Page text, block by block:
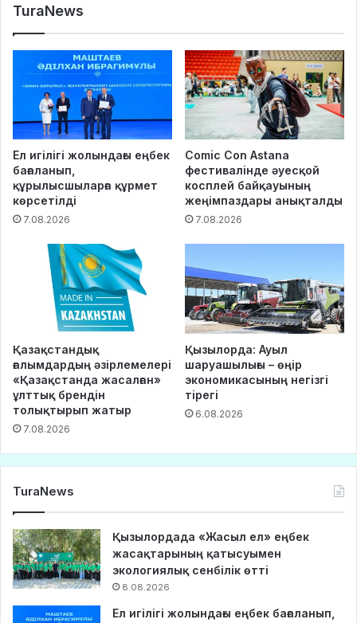
TuraNews
Ел игілігі жолындағы еңбек
бағаланып,
құрылысшыларға құрмет
көрсетілді
7.08.2026
Comic Con Astana
фестивалінде әуесқой
косплей байқауының
жеңімпаздары анықталды
7.08.2026
Қазақстандық
ғалымдардың әзірлемелері
«Қазақстанда жасалған»
ұлттық брендін
толықтырып жатыр
7.08.2026
Қызылорда: Ауыл
шаруашылығы – өңір
экономикасының негізгі
тірегі
6.08.2026
TuraNews
Қызылордада «Жасыл ел» еңбек
жасақтарының қатысуымен
экологиялық сенбілік өтті
8.08.2026
Ел игілігі жолындағы еңбек бағаланып,